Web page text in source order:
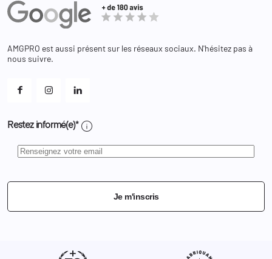
Equipements
Bagagerie
Adresses
Bons de réduction
Et les cookies ?
AMGPRO est aussi présent sur les réseaux sociaux. N'hésitez pas à
nous suivre.
Restez informé(e)* info
Je m'inscris